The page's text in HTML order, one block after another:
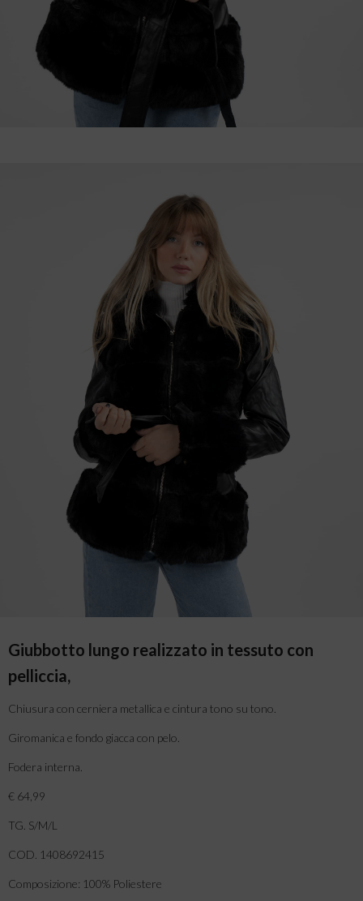
Giubbotto lungo realizzato in tessuto con
pelliccia,
Chiusura con cerniera metallica e cintura tono su tono.
Giromanica e fondo giacca con pelo.
Fodera interna.
€ 64,99
TG. S/M/L
COD. 1408692415
Composizione: 100% Poliestere